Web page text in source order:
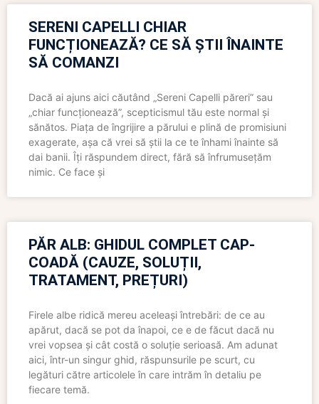
SERENI CAPELLI CHIAR
FUNCȚIONEAZĂ? CE SĂ ȘTII ÎNAINTE
SĂ COMANZI
Dacă ai ajuns aici căutând „Sereni Capelli păreri” sau
„chiar funcționează”, scepticismul tău este normal și
sănătos. Piața de îngrijire a părului e plină de promisiuni
exagerate, așa că vrei să știi la ce te înhami înainte să
dai banii. Îți răspundem direct, fără să înfrumusețăm
nimic. Ce face și
PĂR ALB: GHIDUL COMPLET CAP-
COADĂ (CAUZE, SOLUȚII,
TRATAMENT, PREȚURI)
Firele albe ridică mereu aceleași întrebări: de ce au
apărut, dacă se pot da înapoi, ce e de făcut dacă nu
vrei vopsea și cât costă o soluție serioasă. Am adunat
aici, într-un singur ghid, răspunsurile pe scurt, cu
legături către articolele în care intrăm în detaliu pe
fiecare temă.